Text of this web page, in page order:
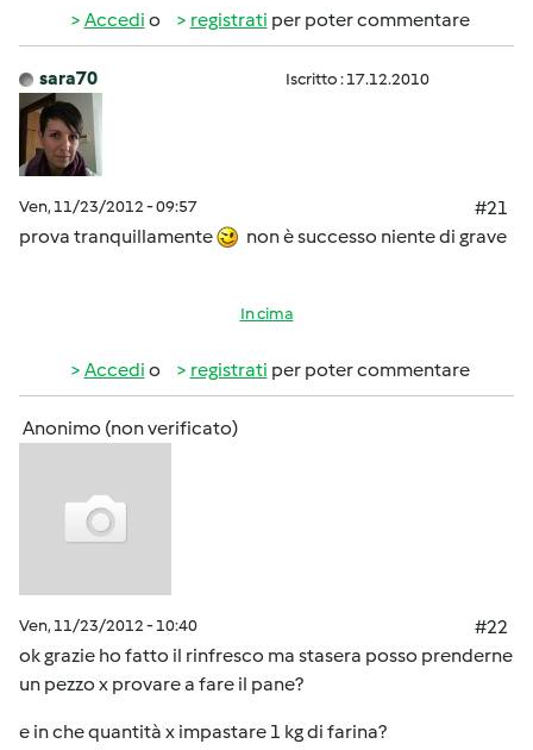
Accedi o registrati per poter commentare
sara70 Iscritto : 17.12.2010
Ven, 11/23/2012 - 09:57
#21
prova tranquillamente
non è successo niente di grave
In cima
Accedi o registrati per poter commentare
Anonimo (non verificato)
Ven, 11/23/2012 - 10:40
#22
ok grazie ho fatto il rinfresco ma stasera posso prenderne
un pezzo x provare a fare il pane?
e in che quantità x impastare 1 kg di farina?